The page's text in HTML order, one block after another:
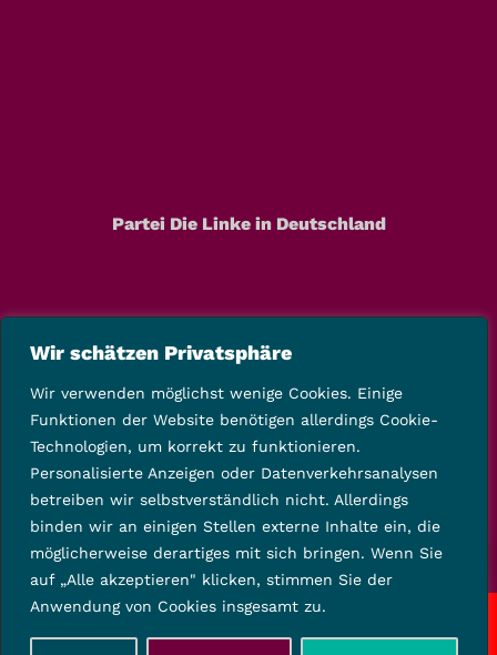
Wir schätzen Privatsphäre
Wir verwenden möglichst wenige Cookies. Einige
Funktionen der Website benötigen allerdings Cookie-
Technologien, um korrekt zu funktionieren.
Personalisierte Anzeigen oder Datenverkehrsanalysen
betreiben wir selbstverständlich nicht. Allerdings
binden wir an einigen Stellen externe Inhalte ein, die
möglicherweise derartiges mit sich bringen. Wenn Sie
auf „Alle akzeptieren" klicken, stimmen Sie der
Anwendung von Cookies insgesamt zu.
Partei Die Linke in Deutschland
Copyright © 2025 Die Linke Kreisverband Kassel-Land